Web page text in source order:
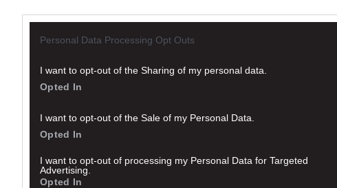
Personal Data Processing Opt Outs
I want to opt-out of the Sharing of my personal data.
Opted In
I want to opt-out of the Sale of my Personal Data.
Opted In
I want to opt-out of processing my Personal Data for Targeted
Advertising.
Opted In
Advertisement